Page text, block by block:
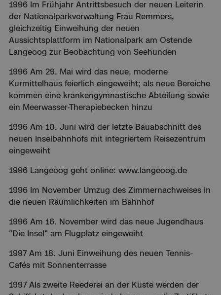
1996 Im Frühjahr Antrittsbesuch der neuen Leiterin
der Nationalparkverwaltung Frau Remmers,
gleichzeitig Einweihung der neuen
Aussichtsplattform im Nationalpark am Ostende
Langeoog zur Beobachtung von Seehunden
1996 Am 29. Mai wird das neue, moderne
Kurmittelhaus feierlich eingeweiht; als neue Bereiche
kommen eine krankengymnastische Abteilung sowie
ein Meerwasser-Therapiebecken hinzu
1996 Am 10. Juni wird der letzte Bauabschnitt des
neuen Inselbahnhofs mit integriertem Reisezentrum
eingeweiht
1996 Langeoog geht online: www.langeoog.de
1996 Im November Umzug des Zimmernachweises in
die neuen Räumlichkeiten im Bahnhof
1996 Am 16. November wird das neue Jugendhaus
"Die Insel" am Flugplatz eingeweiht
1997 Am 18. Juni Einweihung des neuen Tennis-
Cafés mit Sonnenterrasse
1997 Als zweite Reederei an der Küste werden der